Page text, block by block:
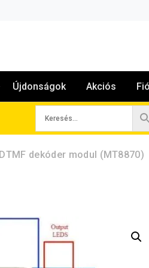
Újdonságok Akciós
DTMF dekóder modul (MT8870)